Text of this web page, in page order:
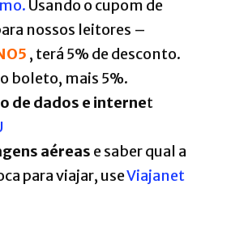
Usando o cupom de
nossos leitores –
, terá 5% de desconto.
boleto, mais 5%.
de dados e internet
aéreas e saber qual a
para viajar, useViajanet